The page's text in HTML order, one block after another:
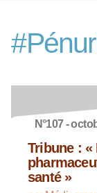
#
N°107 -
Tribune :
santé »